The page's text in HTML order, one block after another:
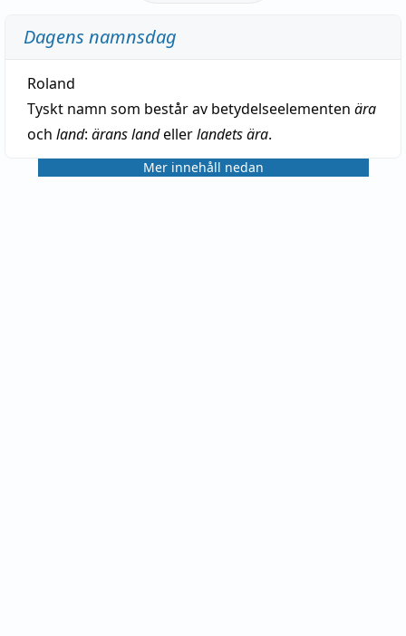
Dagens namnsdag
Roland
Tyskt namn som består av betydelseelementen ära
och land: ärans landellerlandets ära.
Mer innehåll nedan